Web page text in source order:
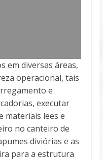
em diversas áreas,
operacional, tais
e
executar
materiais lees e
no canteiro de
diviórias e as
para a estrutura